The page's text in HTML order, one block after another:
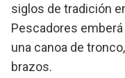
siglos de tradición
Pescadores
una canoa de
brazos.